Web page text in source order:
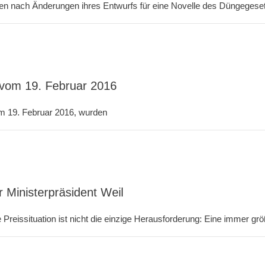
nach Änderungen ihres Entwurfs für eine Novelle des
19. Februar 2016
19. Februar 2016, wurden
Weil
ist nicht die einzige Herausforderung: Eine immer